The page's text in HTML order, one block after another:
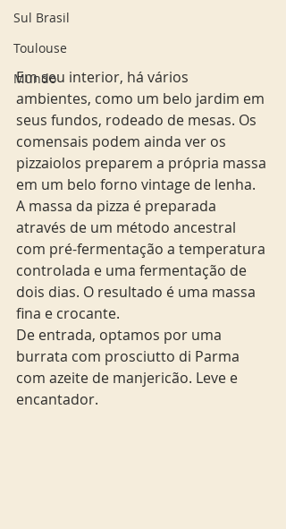
Sul Brasil
Toulouse
Mundo
Em seu interior, há vários
ambientes, como um belo jardim em
seus fundos, rodeado de mesas. Os
comensais podem ainda ver os
pizzaiolos preparem a própria massa
em um belo forno vintage de lenha.
A massa da pizza é preparada
através de um método ancestral
com pré-fermentação a temperatura
controlada e uma fermentação de
dois dias. O resultado é uma massa
fina e crocante.
De entrada, optamos por uma
burrata com prosciutto di Parma
com azeite de manjericão. Leve e
encantador.